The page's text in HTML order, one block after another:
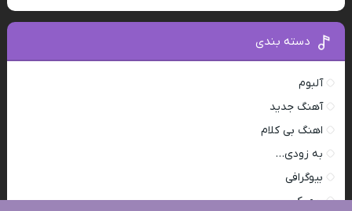
دسته بندی
آلبوم
آهنگ جدید
اهنگ بی کلام
به زودی…
بیوگرافی
ریمیکس